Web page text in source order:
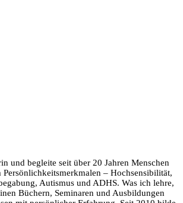
und begleite seit über 20 Jahren Menschen
– Hochsensibilität,
Autismus und ADHS. Was ich lehre,
Büchern, Seminaren und Ausbildungen